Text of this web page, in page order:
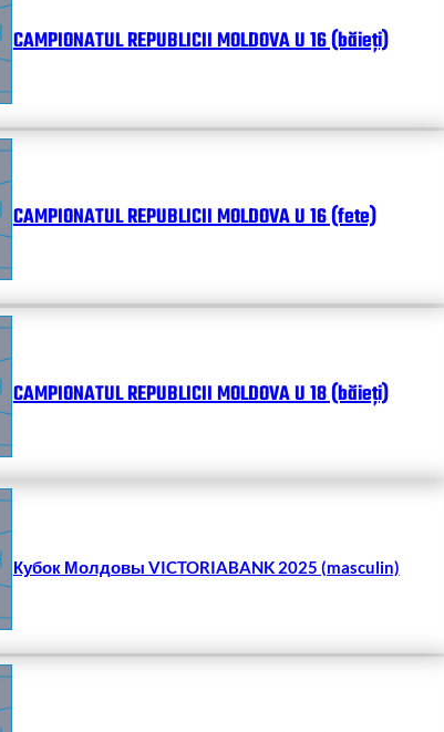
CAMPIONATUL REPUBLICII MOLDOVA U 16 (băieți)
CAMPIONATUL REPUBLICII MOLDOVA U 16 (fete)
CAMPIONATUL REPUBLICII MOLDOVA U 18 (băieți)
Кубок Молдовы VICTORIABANK 2025 (masculin)